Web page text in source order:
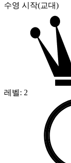
수영 시작(교대)
레벨: 2